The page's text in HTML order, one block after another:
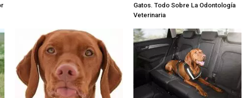
Gatos. Todo Sobre La Odontología
Veterinaria